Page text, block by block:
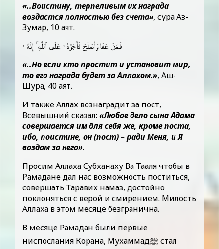
«..Воистину, терпеливым их награда
воздастся полностью без счета», сура Аз-
Зумар, 10 аят.
فَمَنْ عَفَا وَأَصْلَحَ فَأَجْرُهُ ۥ عَلَى ٱللَّهِ ۚ إِنَّهُ ۥ
«..Но если кто простит и установит мир,
то его награда будет за Аллахом.», Аш-
Шура, 40 аят.
И также Аллах вознаградит за пост,
Всевышний сказал: «Любое дело сына Адама
совершается им для себя же, кроме поста,
ибо, поистине, он (пост) – ради Меня, и Я
воздам за него».
Просим Аллаха Субханаху Ва Тааля чтобы в
Рамадане дал нас возможность поститься,
совершать Таравих намаз, достойно
поклоняться с верой и смирением. Милость
Аллаха в этом месяце безгранична.
В месяце Рамадан были первые
ниспослания Корана, Мухаммадﷺ стал